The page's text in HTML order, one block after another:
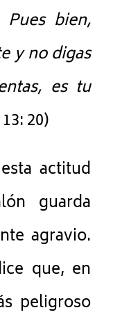
bien,
y no digas
es tu
20)
actitud
guarda
agravio.
que, en
peligroso